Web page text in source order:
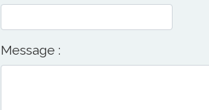
Message :